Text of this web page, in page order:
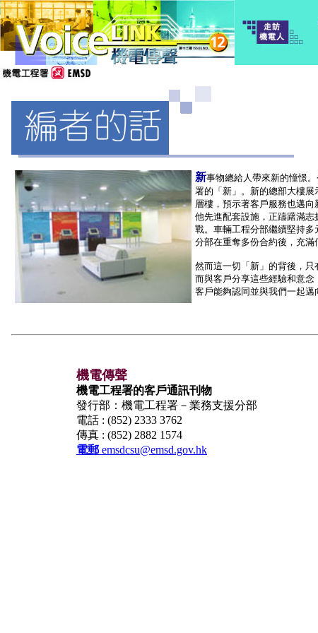
新事物總給人帶來新的憧憬
署的「新」。新的總部大樓
層樓，預示著客戶服務也邁
他先進配套設施，正躊躇滿
戰。車輛工程分部繼續堅持
分部在重奪多份合約後，充滿
然而這一切「新」的背後，
而與客戶分享這些經驗和意
客戶能夠認同並與我們一起邁
機電傳聲
機電工程署的客戶通訊刊物
發行部：機電工程署－業務支援分部
電話 : (852) 2333 3762
傳真 : (852) 2882 1574
電郵 emsdcsu@emsd.gov.hk